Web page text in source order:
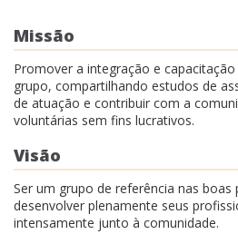
Missão
Promover a integração e
grupo, compartilhando estudos de
de atuação e contribuir com a
voluntárias sem fins lucrativos.
Visão
Ser um grupo de referência nas boas
desenvolver plenamente seus
intensamente junto à comunidade.